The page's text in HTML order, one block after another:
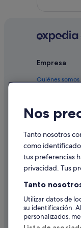
Empresa
Quiénes somos
Anuncia tu
Prensa
Nos
Tanto nosotros
como
tus preferencias
privacidad. Tus
Tanto
Utilizar datos de
su identificación.
personalizados,